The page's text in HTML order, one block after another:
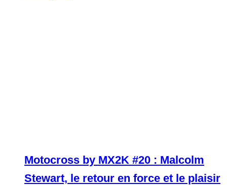
Motocross by MX2K #20 : Malcolm
Stewart, le retour en force et le plaisir